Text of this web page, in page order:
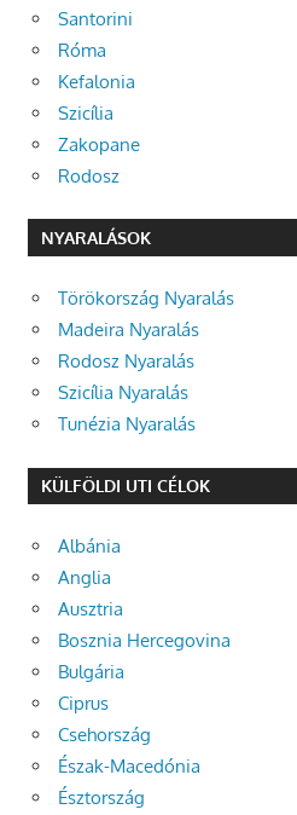
Santorini
Róma
Kefalonia
Szicília
Zakopane
Rodosz
NYARALÁSOK
Törökország Nyaralás
Madeira Nyaralás
Rodosz Nyaralás
Szicília Nyaralás
Tunézia Nyaralás
KÜLFÖLDI UTI CÉLOK
Albánia
Anglia
Ausztria
Bosznia Hercegovina
Bulgária
Ciprus
Csehország
Észak-Macedónia
Észtország